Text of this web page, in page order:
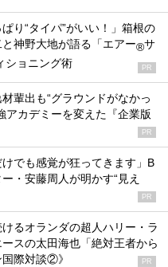
り“タイパ”がいい！」箱根の
神野大地が語る「エアー®サ
ショニング術 PR
輩出も“グラウンドがなかっ
アカデミーを変えた『企業版
PR
けでも感覚が狂ってきます」B
・安藤周人が明かす“見え
PR
るオランダの超人ハリー・ラ
スの太田海也「絶対王者から
際対談②》
PR